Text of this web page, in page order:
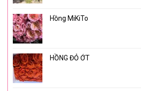
Hồng MiKiTo
HỒNG ĐỎ ỚT